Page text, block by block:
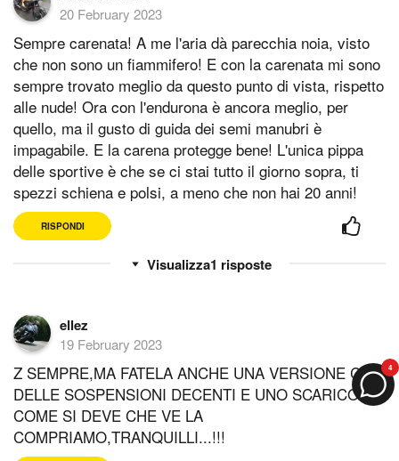
4
20 February 2023
Sempre carenata! A me l'aria dà parecchia noia, visto
che non sono un fiammifero! E con la carenata mi sono
sempre trovato meglio da questo punto di vista, rispetto
alle nude! Ora con l'endurona è ancora meglio, per
quello, ma il gusto di guida dei semi manubri è
impagabile. E la carena protegge bene! L'unica pippa
delle sportive è che se ci stai tutto il giorno sopra, ti
spezzi schiena e polsi, a meno che non hai 20 anni!
RISPONDI
1 risposte
ellez
19 February 2023
Z SEMPRE,MA FATELA ANCHE UNA VERSIONE CON
DELLE SOSPENSIONI DECENTI E UNO SCARICO
COME SI DEVE CHE VE LA
COMPRIAMO,TRANQUILLI...!!!